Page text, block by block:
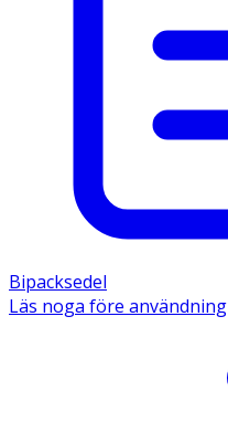
Bipacksedel
Läs noga före användning